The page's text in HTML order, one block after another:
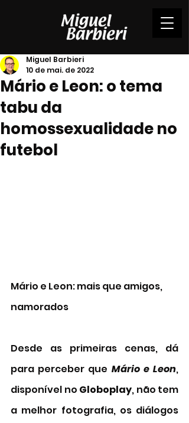
Mário e Leon: o tema
tabu da
homossexualidade no
futebol
Miguel Barbieri
10 de mai. de 2022
Mário e Leon: mais que amigos,
namorados
Desde as primeiras cenas, dá
para perceber que Mário e Leon,
disponível no Globoplay, não tem
a melhor fotografia, os diálogos